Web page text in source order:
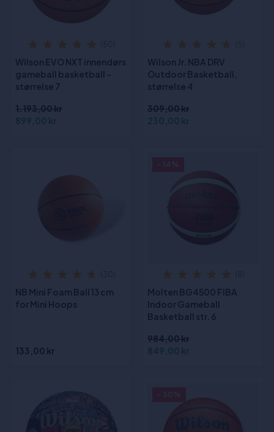
Wilson EVO NXT innendørs
gameball basketball -
størrelse 7
1.193,00 kr
899,00 kr
Wilson Jr. NBA DRV
Outdoor Basketball,
størrelse 4
309,00 kr
230,00 kr
NB Mini Foam Ball 13 cm
for Mini Hoops
133,00 kr
Molten BG4500 FIBA
Indoor Gameball
Basketball str. 6
984,00 kr
849,00 kr